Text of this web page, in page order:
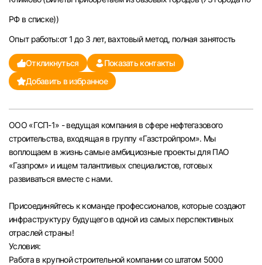
Саратов
Казань
Челябинск
Самара
Оренбург
Ульяновск
Курган
РФ в списке))
Опыт работы:от 1 до 3 лет, вахтовый метод, полная занятость
Откликнуться
Показать контакты
Добавить в избранное
ООО «ГСП-1» - ведущая компания в сфере нефтегазового
строительства, входящая в группу «Газстройпром». Мы
воплощаем в жизнь самые амбициозные проекты для ПАО
«Газпром» и ищем талантливых специалистов, готовых
развиваться вместе с нами.
Присоединяйтесь к команде профессионалов, которые создают
инфраструктуру будущего в одной из самых перспективных
отраслей страны!
Условия:
Работа в крупной строительной компании со штатом 5000